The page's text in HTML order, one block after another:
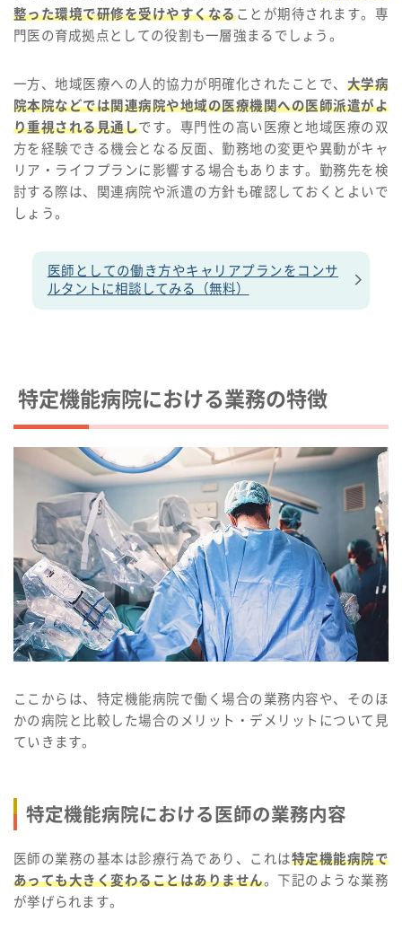
整った環境で研修を受けやすくなることが期待されます。専
門医の育成拠点としての役割も一層強まるでしょう。
一方、地域医療への人的協力が明確化されたことで、 大学病
院本院などでは関連病院や地域の医療機関への医師派遣がよ
り重視される見通しです。専門性の高い医療と地域医療の双
方を経験できる機会となる反面、勤務地の変更や異動がキャ
リア・ライフプランに影響する場合もあります。勤務先を検
討する際は、関連病院や派遣の方針も確認しておくとよいで
しょう。
医師としての働き方やキャリアプランをコンサ
ルタントに相談してみる（無料）
特定機能病院における業務の特徴
ここからは、特定機能病院で働く場合の業務内容や、そのほ
かの病院と比較した場合のメリット・デメリットについて見
ていきます。
特定機能病院における医師の業務内容
医師の業務の基本は診療行為であり、これは特定機能病院で
あっても大きく変わることはありません。下記のような業務
が挙げられます。